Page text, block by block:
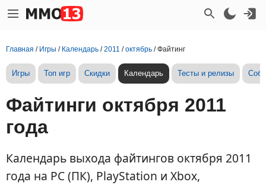
Главная / Игры / Календарь /2011 /октябрь /Файтинг
Игры Топ игр Скидки Календарь Тесты и релизы
Файтинги октября 2011
года
Календарь выхода файтингов октября 2011
года на PC (ПК), PlayStation и Xbox,